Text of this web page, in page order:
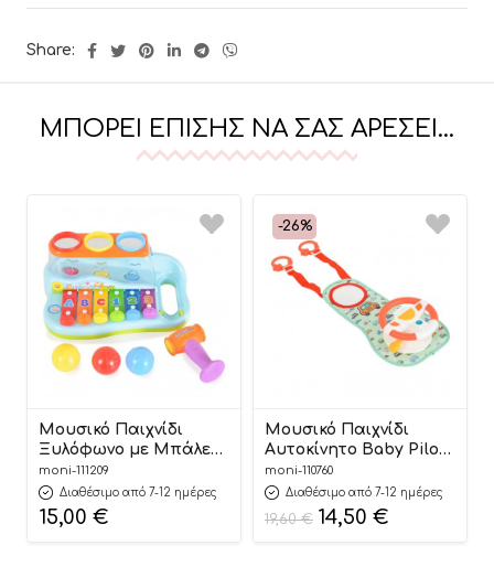
Share:
ΜΠΟΡΕΊ ΕΠΊΣΗΣ ΝΑ ΣΑΣ ΑΡΈΣΕΙ…
Μουσικό Παιχνίδι
Ξυλόφωνο με Μπάλες
Xylophone with Balls
856 3800146224691 18m+
– Hola
moni-111209
Διαθέσιμο από 7-12 ημέρες
15,00 €
-26%
Μουσικό Παιχνίδι
Αυτοκίνητο Baby Pilot
HE0623 3800146224318
18m+ – Moni Toys
moni-110760
Διαθέσιμο από 7-12 ημέρες
19,60€ 14,50 €